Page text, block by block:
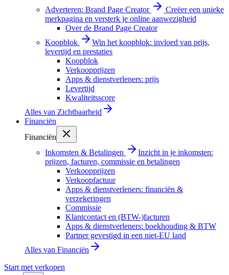
Adverteren: Brand Page Creator
Creëer een unieke
merkpagina en versterk je online aanwezigheid
Over de Brand Page Creator
Koopblok
Win het koopblok: invloed van prijs,
levertijd en prestaties
Koopblok
Verkoopprijzen
Apps & dienstverleners: prijs
Levertijd
Kwaliteitsscore
Alles van Zichtbaarheid
Financiën
Financiën
Inkomsten & Betalingen
Inzicht in je inkomsten:
prijzen, facturen, commissie en betalingen
Verkoopprijzen
Verkoopfactuur
Apps & dienstverleners: financiën &
verzekeringen
Commissie
Klantcontact en (BTW-)facturen
Apps & dienstverleners: boekhouding & BTW
Partner gevestigd in een niet-EU land
Alles van Financiën
Start met verkopen